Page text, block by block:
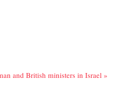
and British ministers in Israel »